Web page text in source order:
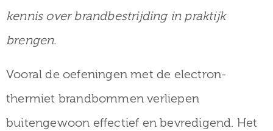
kennis over brandbestrijding in praktijk
brengen.
Vooral de oefeningen met de electron-
thermiet brandbommen verliepen
buitengewoon effectief en bevredigend. Het